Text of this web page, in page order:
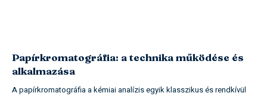
Papírkromatográfia: a technika működése és
alkalmazása
A papírkromatográfia a kémiai analízis egyik klasszikus és rendkívül